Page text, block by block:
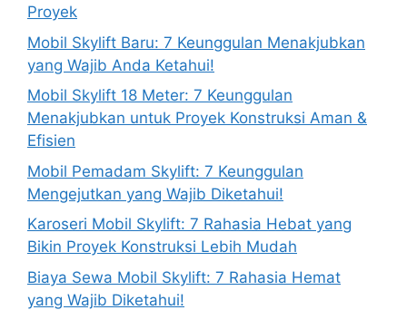
Proyek
Mobil Skylift Baru: 7 Keunggulan Menakjubkan
yang Wajib Anda Ketahui!
Mobil Skylift 18 Meter: 7 Keunggulan
Menakjubkan untuk Proyek Konstruksi Aman &
Efisien
Mobil Pemadam Skylift: 7 Keunggulan
Mengejutkan yang Wajib Diketahui!
Karoseri Mobil Skylift: 7 Rahasia Hebat yang
Bikin Proyek Konstruksi Lebih Mudah
Biaya Sewa Mobil Skylift: 7 Rahasia Hemat
yang Wajib Diketahui!